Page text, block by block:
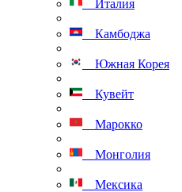
Италия
Камбоджа
Южная Корея
Кувейт
Марокко
Монголия
Мексика